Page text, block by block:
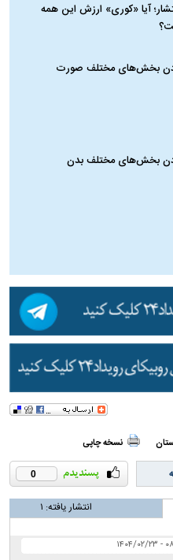
آیا «کوری» ارزش این همه
بخش‌های مختلف صورت
بخش‌های مختلف بدن
نسخه چاپی
0
انتشار یافته: ۱
۲۳